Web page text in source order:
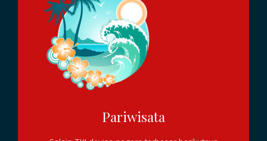
Pariwisata